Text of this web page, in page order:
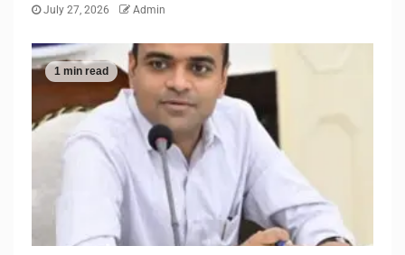
July 27, 2026 Admin
1 min read